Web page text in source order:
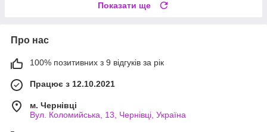
Показати ще
Про нас
100% позитивних з 9 відгуків за рік
Працює з 12.10.2021
м. Чернівці
Вул. Коломийська, 13, Чернівці, Україна